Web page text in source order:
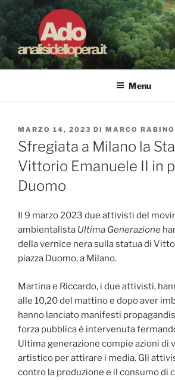
Salta
al
contenuto
ADO ANALISI
Osservare le opere d'arte per capirle e
Menu
PUBBLICATO
IL
MARZO 14, 2023 DI MARCO RABINO
Sfregiata a Milano la
Vittorio Emanuele II in
Duomo
Il 9 marzo 2023 due attivisti del
ambientalista Ultima Generazione
della vernice nera sulla statua di
piazza Duomo, a Milano.
Martina e Riccardo, i due attivisti,
alle 10,20 del mattino e dopo aver
hanno lanciato manifesti
forza pubblica è intervenuta
Ultima generazione compie azioni di
artistico per attirare i media. Gli
contro la produzione e il consumo di